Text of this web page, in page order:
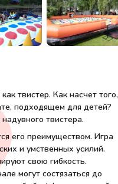
твистер. Как насчет того,
подходящем для детей?
твистера.
его преимуществом. Игра
и умственных усилий.
свою гибкость.
могут состязаться до